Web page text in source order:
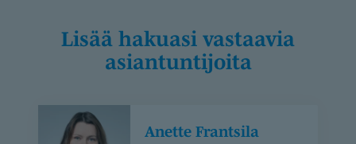
Lisää hakuasi vastaavia
asiantuntijoita
Anette
Frantsila
Anette Frantsila